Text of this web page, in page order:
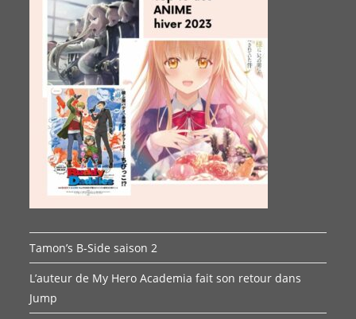
Tamon’s B-Side saison 2
L’auteur de My Hero Academia fait son retour dans
Jump